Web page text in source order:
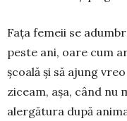
Fața femeii se
peste ani, oare cum
școală și să ajung
ziceam, așa, când nu
alergătura după